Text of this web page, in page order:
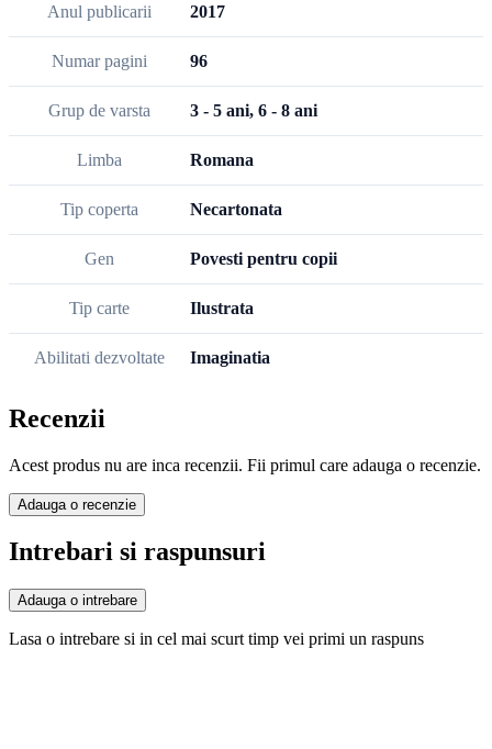
Anul publicarii 2017
Numar pagini 96
Grup de varsta 3 - 5 ani, 6 - 8 ani
Limba Romana
Tip coperta Necartonata
Gen Povesti pentru copii
Tip carte Ilustrata
Abilitati dezvoltate Imaginatia
Recenzii
Acest produs nu are inca recenzii. Fii primul care adauga o recenzie.
Adauga o recenzie
Intrebari si raspunsuri
Adauga o intrebare
Lasa o intrebare si in cel mai scurt timp vei primi un raspuns